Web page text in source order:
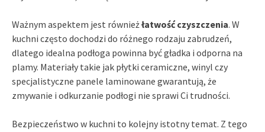
Ważnym aspektem jest równieżłatwość czyszczenia. W
kuchni często dochodzi do różnego rodzaju zabrudzeń,
dlatego idealna podłoga powinna być gładka i odporna na
plamy. Materiały takie jak płytki ceramiczne, winyl czy
specjalistyczne panele laminowane gwarantują, że
zmywanie i odkurzanie podłogi nie sprawi Ci trudności.
Bezpieczeństwo w kuchni to kolejny istotny temat. Z tego